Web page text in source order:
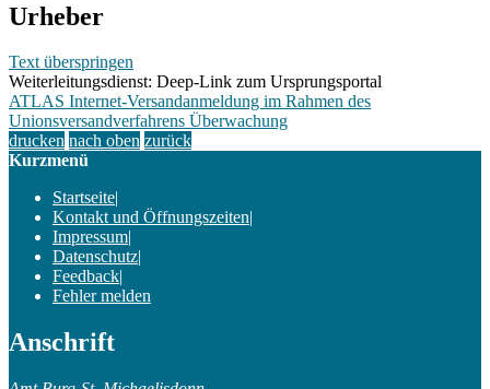
Urheber
Text überspringen
Weiterleitungsdienst: Deep-Link zum Ursprungsportal
ATLAS Internet-Versandanmeldung im Rahmen des
Unionsversandverfahrens Überwachung
drucken nach oben zurück
Kurzmenü
Startseite|
Kontakt und Öffnungszeiten|
Impressum|
Datenschutz|
Feedback|
Fehler melden
Anschrift